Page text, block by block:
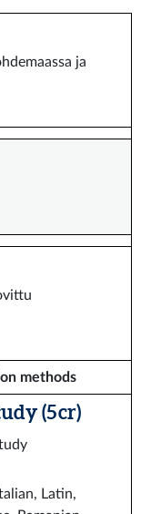
ja
methods
(5 cr)
Latin,